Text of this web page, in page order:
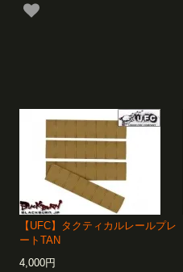
【UFC】タクティカルレールプレ
ートTAN
4,000円